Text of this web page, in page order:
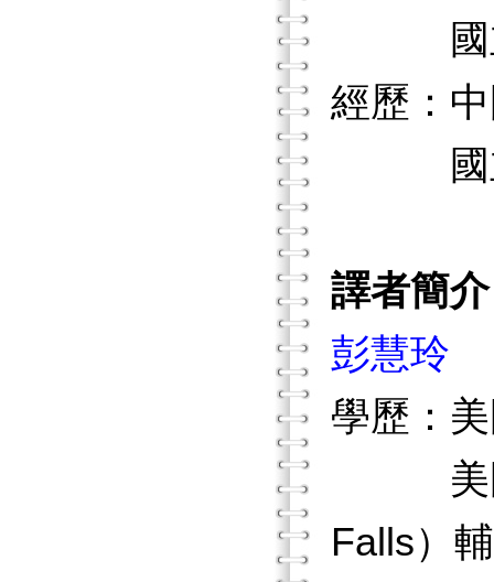
國立
經歷：
國立
譯者簡介
彭慧玲
學歷：
美國
Falls）